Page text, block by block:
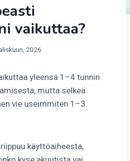
vaikuttaa?
2026
yleensä 1–4 tunnin
mutta selkeä
vie useimmiten 1–3
käyttöaiheesta,